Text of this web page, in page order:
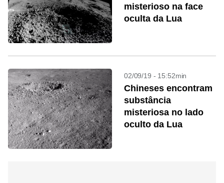
misterioso na face
oculta da Lua
02/09/19 - 15:52min
Chineses encontram
substância
misteriosa no lado
oculto da Lua